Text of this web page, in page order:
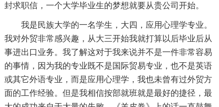
封求职信，一个大学毕业生的梦想就要从贵公司开始。
我是民族大学的一名学生，大四，应用心理学专业。
我对外贸非常感兴趣，从大三开始我就打算以后毕业后从
事进出口业务。我了解这对于我来说并不是一件非常容易
的事情，因为我的专业既不是国际贸易专业，也不是英语
或其它外语专业，而是应用心理学，我也未曾有过外贸方
面的工作经验。但是我相信按部就班就是最好的捷径，最